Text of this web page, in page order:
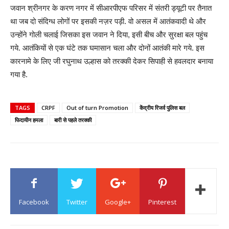
जवान श्रीनगर के करण नगर में सीआरपीएफ परिसर में संतरी ड्यूटी पर तैनात
था जब दो संदिग्ध लोगों पर इसकी नज़र पड़ी. वो असल में आतंकवादी थे और
उन्होंने गोली चलाई जिसका इस जवान ने दिया, इसी बीच और सुरक्षा बल पहुंच
गये. आतंकियों से एक घंटे तक घमासान चला और दोनों आतंकी मारे गये. इस
कारनामे के लिए जी रघुनाथ उल्हास को तरक्की देकर सिपाही से हवलदार बनाया
गया है.
TAGS CRPF Out of turn Promotion
केंद्रीय रिजर्व पुलिस बल
फिदायीन हमला
बारी से पहले तरक्की
Facebook Twitter Google+ Pinterest